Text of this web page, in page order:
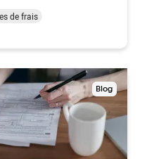
de frais
Blog